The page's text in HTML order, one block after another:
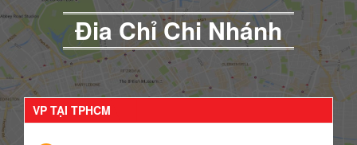
Đia Chỉ Chi Nhánh
VP TẠI TPHCM